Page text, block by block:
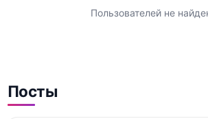
Пользователей не
Посты